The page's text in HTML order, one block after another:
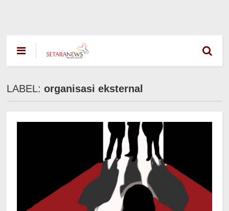
LABEL:organisasi eksternal